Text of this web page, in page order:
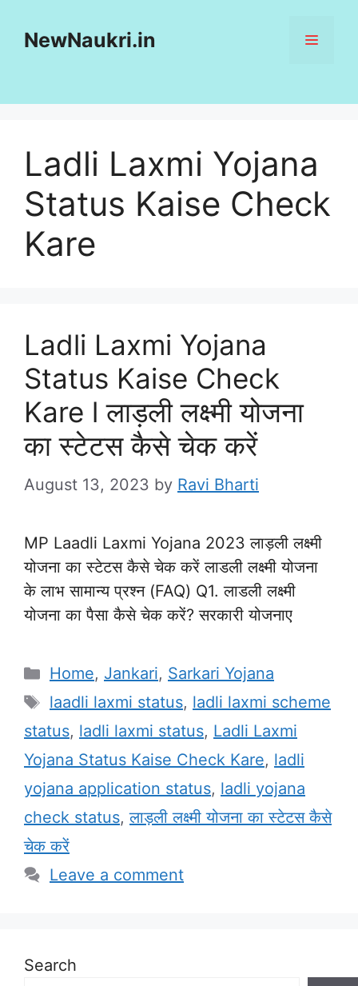
NewNaukri.in MENU
Ladli Laxmi Yojana
Status Kaise Check
Kare
Ladli Laxmi Yojana
Status Kaise Check
Kare l लाड़ली लक्ष्मी योजना
का स्टेटस कैसे चेक करें
August 13, 2023 by Ravi Bharti
MP Laadli Laxmi Yojana 2023 लाड़ली लक्ष्मी
योजना का स्टेटस कैसे चेक करें लाडली लक्ष्मी योजना
के लाभ सामान्य प्रश्न (FAQ) Q1. लाडली लक्ष्मी
योजना का पैसा कैसे चेक करें? सरकारी योजनाए
Categories
Home, Jankari, Sarkari Yojana
Tags
laadli laxmi status, ladli laxmi scheme
status, ladli laxmi status, Ladli Laxmi
Yojana Status Kaise Check Kare, ladli
yojana application status, ladli yojana
check status,लाड़ली लक्ष्मी योजना का स्टेटस कैसे
चेक करें
Leave a comment
Search